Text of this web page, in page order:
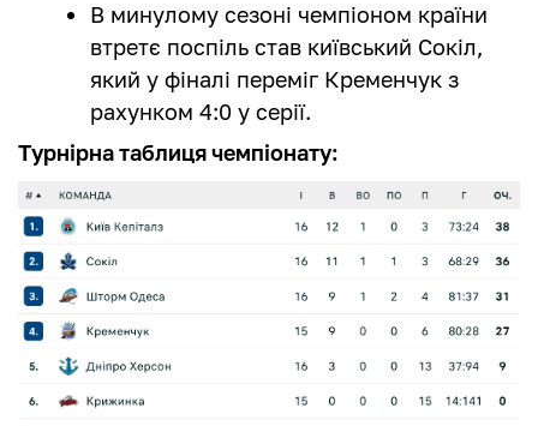
В минулому сезоні чемпіоном країни
втретє поспіль став київський Сокіл,
який у фіналі переміг Кременчук з
рахунком 4:0 у серії.
Турнірна таблиця чемпіонату: